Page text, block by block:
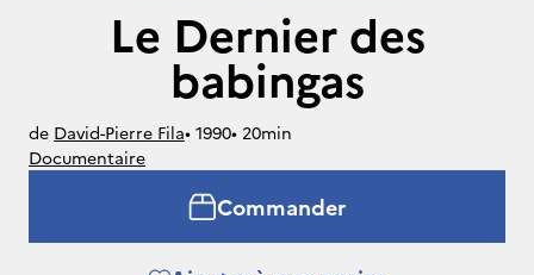
Le Dernier des
babingas
de David-Pierre Fila• 1990• 20min
Documentaire
Commander